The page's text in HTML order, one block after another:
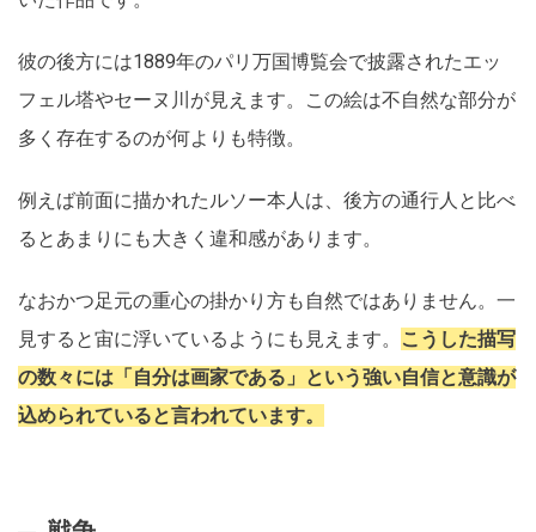
彼の後方には1889年のパリ万国博覧会で披露されたエッ
フェル塔やセーヌ川が見えます。この絵は不自然な部分が
多く存在するのが何よりも特徴。
例えば前面に描かれたルソー本人は、後方の通行人と比べ
るとあまりにも大きく違和感があります。
なおかつ足元の重心の掛かり方も自然ではありません。一
見すると宙に浮いているようにも見えます。
こうした描写
の数々には「自分は画家である」という強い自信と意識が
込められていると言われています。